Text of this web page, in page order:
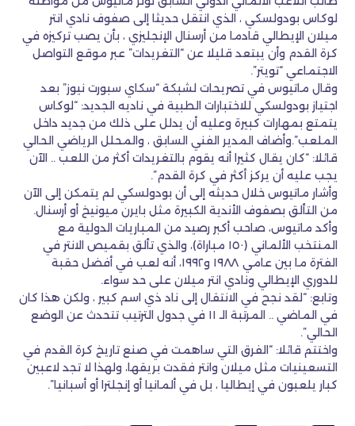
لوكاس بودولسكي ، الذي انتقل حديثا إلى صفوف نادي انتر
ميلان الإيطالي قادما من أرسنال الإنجليزي ، بأن يصب تركيزه في
كرة القدم وأن يبتعد قليلا عن “التغريدات” عبر موقع التواصل
الاجتماعي “تويتر”.
وقال ماتيوس في تصريحات لشبكة “سكاي سبورت نيوز” بعد
اجتياز بودولسكي للاختبارات الطبية في ناديه الجديد: “لوكاس
يتمتع بمهارات كبيرة وعليه أن يدلل على ذلك من جديد داخل
الملعب”.وأضاف المدير الفني السابق ، والمحلل الرياضي الحالي
قائلا: “كان يقال كثيرا أنه يقوم بالتغريدات أكثر من اللعب .. الآن
يجب عليه أن يركز أكثر في كرة القدم”.
وأشار ماتيوس خلال حديثه إلى أن بودولسكي لم يتمكن إلى الآن
من التألق بصفوف الأندية الكبيرة مثل بايرن ميونيخ أو أرسنال.
وأكد ماتيوس، صاحب أكبر رصيد من المباريات الدولية مع
المنتخب الألماني (١٥٠ مباراة)، والذي تألق بقميص الانتر في
الفترة ما بين عامي ١٩٨٨ و١٩٩٢، أنه لعب في أفضل حقبة
للدوري الإيطالي ونادي انتر ميلان على حد سواء.
وتابع: “لقد نجح في الانتقال إلى ناد ذي اسم كبير ، ولكن هذا كان
في الماضي .. المرتبة الـ ١١ في جدول الترتيب تتحدث عن الوضع
الحالي”.
واختتم قائلا: “الفرق التي ساهمت في صنع تاريخ كرة القدم في
التسعينيات مثل ميلان وانتر فقدت بريقها، ولهذا لا تجد لاعبين
كبار يلعبون في إيطاليا ، بل في ألمانيا أو إنجلترا أو أسبانيا”.